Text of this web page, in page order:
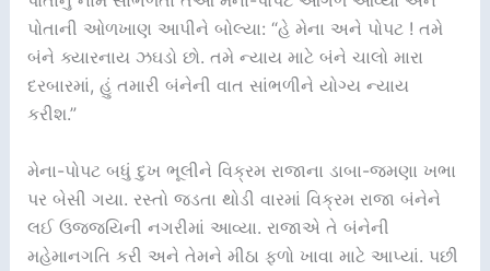
પોતાની ઓળખાણ આપીને બોલ્યા: “હે મેના અને પોપટ ! તમે
બંને ક્યારનાય ઝઘડો છો. તમે ન્યાય માટે બંને ચાલો મારા
દરબારમાં, હું તમારી બંનેની વાત સાંભળીને યોગ્ય ન્યાય
કરીશ.”
મેના-પોપટ બધું દુખ ભૂલીને વિક્રમ રાજાના ડાબા-જમણા ખભા
પર બેસી ગયા. રસ્તો જડતા થોડી વારમાં વિક્રમ રાજા બંનેને
લઈ ઉજ્જયિની નગરીમાં આવ્યા. રાજાએ તે બંનેની
મહેમાનગતિ કરી અને તેમને મીઠા ફળો ખાવા માટે આપ્યાં. પછી